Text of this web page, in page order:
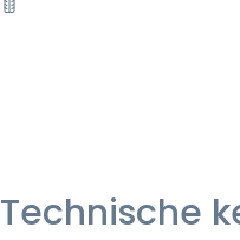
Technische